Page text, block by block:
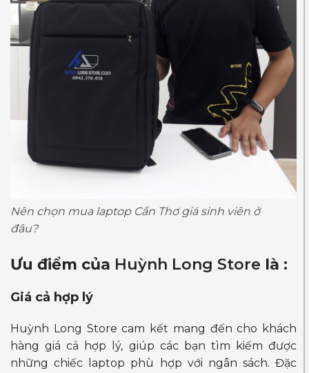
Nên chọn mua laptop Cần Thơ giá sinh viên ở
đâu?
Ưu điểm của Huỳnh Long Store là :
Giá cả hợp lý
Huỳnh Long Store cam kết mang đến cho khách
hàng giá cả hợp lý, giúp các bạn tìm kiếm được
những chiếc laptop phù hợp với ngân sách. Đặc